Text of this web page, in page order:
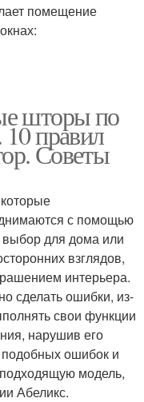
помещение
шторы по
правил
Советы
с помощью
для дома или
взглядов,
интерьера.
сделать ошибки, из-
свои функции
нарушив его
подобных ошибок и
модель,
Абеликс.